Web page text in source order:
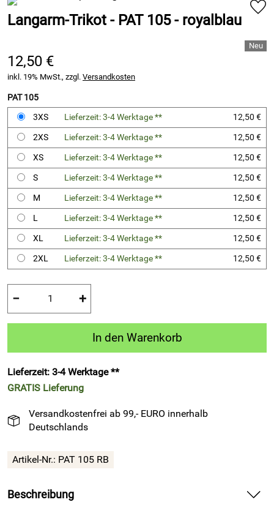
Langarm-Trikot - PAT 105 - royalblau
12,50 €
inkl. 19% MwSt., zzgl. Versandkosten
PAT 105
3XS
Lieferzeit: 3-4 Werktage **
12,50 €
2XS
Lieferzeit: 3-4 Werktage **
12,50 €
XS
Lieferzeit: 3-4 Werktage **
12,50 €
S
Lieferzeit: 3-4 Werktage **
12,50 €
M
Lieferzeit: 3-4 Werktage **
12,50 €
L
Lieferzeit: 3-4 Werktage **
12,50 €
XL
Lieferzeit: 3-4 Werktage **
12,50 €
2XL
Lieferzeit: 3-4 Werktage ** 12,50 €
− +
In den Warenkorb
Lieferzeit: 3-4 Werktage **
GRATIS Lieferung
Versandkostenfrei ab 99,- EURO innerhalb
Deutschlands
Artikel-Nr.: PAT 105 RB
Beschreibung